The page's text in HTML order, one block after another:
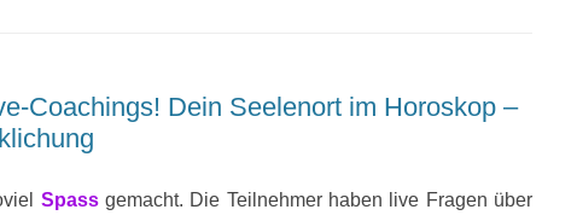
Coachings! Dein Seelenort im Horoskop –
Spassgemacht. Die Teilnehmer haben live Fragen über